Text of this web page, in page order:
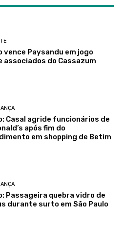
vence Paysandu em jogo
associados do Cassazum
Casal agride funcionários de
após fim do
em shopping de Betim
Passageira quebra vidro de
durante surto em São Paulo